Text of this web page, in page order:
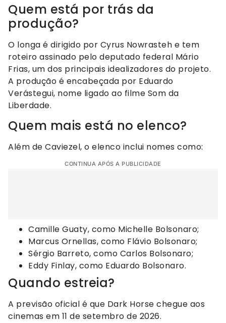
Quem está por trás da
produção?
O longa é dirigido por Cyrus Nowrasteh e tem
roteiro assinado pelo deputado federal Mário
Frias, um dos principais idealizadores do projeto.
A produção é encabeçada por Eduardo
Verástegui, nome ligado ao filme Som da
Liberdade.
Quem mais está no elenco?
Além de Caviezel, o elenco inclui nomes como:
CONTINUA APÓS A PUBLICIDADE
Camille Guaty, como Michelle Bolsonaro;
Marcus Ornellas, como Flávio Bolsonaro;
Sérgio Barreto, como Carlos Bolsonaro;
Eddy Finlay, como Eduardo Bolsonaro.
Quando estreia?
A previsão oficial é que Dark Horse chegue aos
cinemas em 11 de setembro de 2026.